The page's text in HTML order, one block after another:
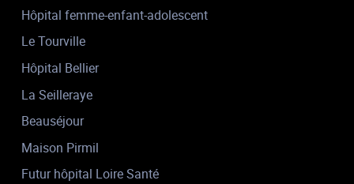
Hôpital femme-enfant-adolescent
Le Tourville
Hôpital Bellier
La Seilleraye
Beauséjour
Maison Pirmil
Futur hôpital Loire Santé